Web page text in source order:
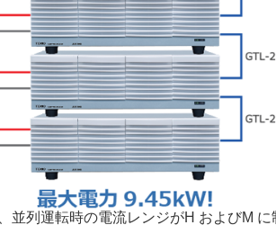
列運転時の電流レンジがH およびM に